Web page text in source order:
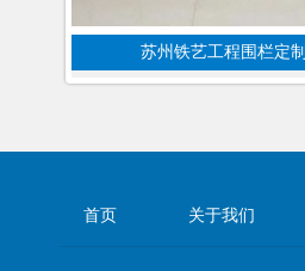
苏州铁艺工程围栏定制
首页 关于我们